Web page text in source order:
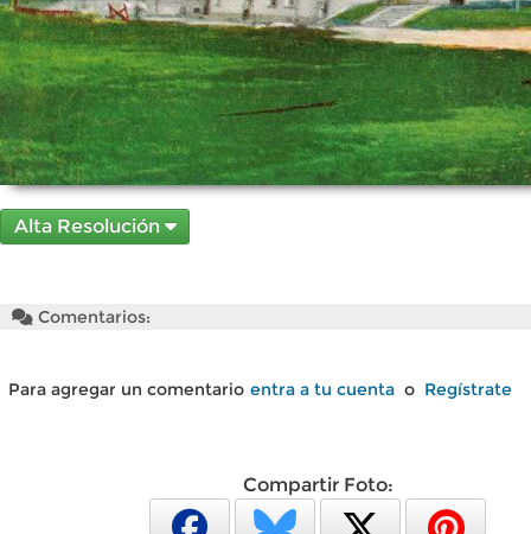
Alta Resolución
Comentarios:
Para agregar un comentario entra a tu cuenta o Regístrate
Compartir Foto: